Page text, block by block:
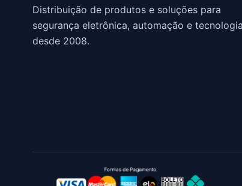
Distribuição de produtos e soluções para
segurança eletrônica, automação e tecnologia
desde 2008.